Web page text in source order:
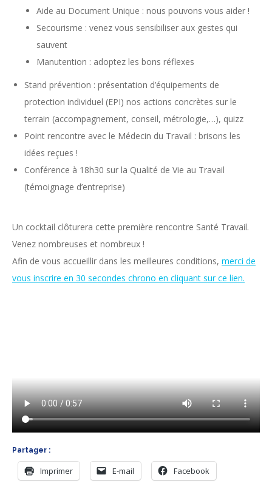
Aide au Document Unique : nous pouvons vous aider !
Secourisme : venez vous sensibiliser aux gestes qui
sauvent
Manutention : adoptez les bons réflexes
Stand prévention : présentation d’équipements de
protection individuel (EPI) nos actions concrètes sur le
terrain (accompagnement, conseil, métrologie,…), quizz
Point rencontre avec le Médecin du Travail : brisons les
idées reçues !
Conférence à 18h30 sur la Qualité de Vie au Travail
(témoignage d’entreprise)
Un cocktail clôturera cette première rencontre Santé Travail.
Venez nombreuses et nombreux !
Afin de vous accueillir dans les meilleures conditions, merci de
vous inscrire en 30 secondes chrono en cliquant sur ce lien.
Partager :
Imprimer E-mail Facebook